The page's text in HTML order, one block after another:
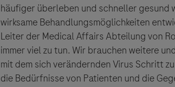
häufiger überleben und schneller gesund
wirksame Behandlungsmöglichkeiten
Leiter der Medical Affairs Abteilung von
immer viel zu tun. Wir brauchen weitere
mit dem sich verändernden Virus Schritt
die Bedürfnisse von Patienten und die